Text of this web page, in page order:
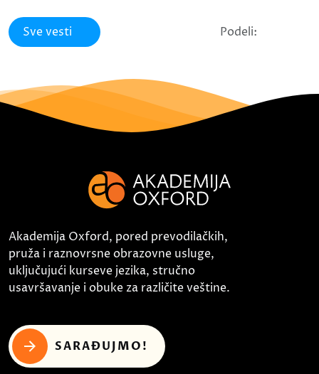
Sve vesti Podeli:
Akademija Oxford, pored prevodilačkih,
pruža i raznovrsne obrazovne usluge,
uključujući kurseve jezika, stručno
usavršavanje i obuke za različite veštine.
SARAĐUJMO!